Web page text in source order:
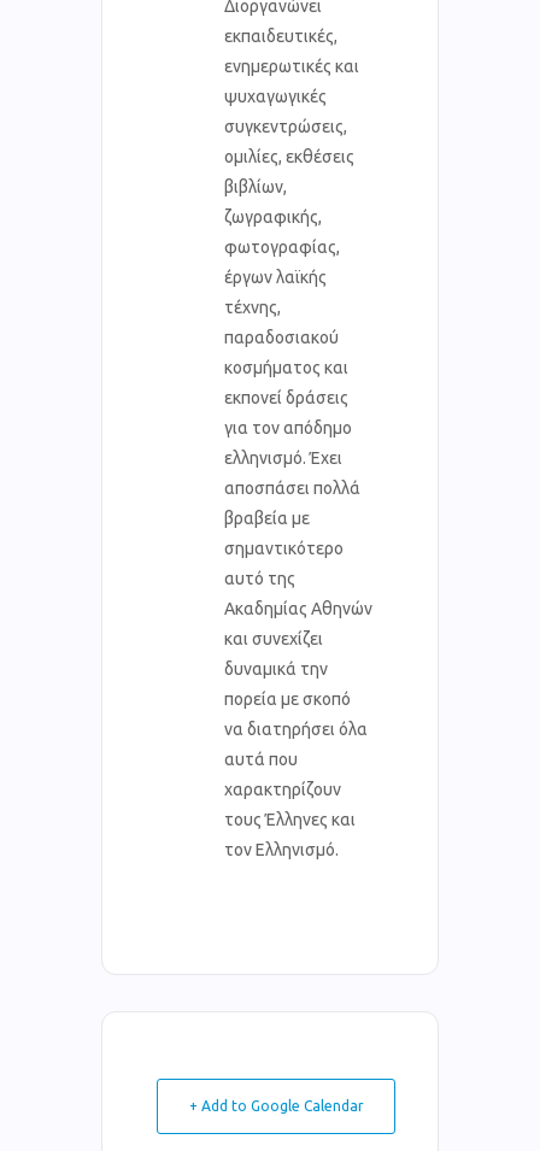
Διοργανώνει
εκπαιδευτικές,
ενημερωτικές και
ψυχαγωγικές
συγκεντρώσεις,
ομιλίες, εκθέσεις
βιβλίων,
ζωγραφικής,
φωτογραφίας,
έργων λαϊκής
τέχνης,
παραδοσιακού
κοσμήματος και
εκπονεί δράσεις
για τον απόδημο
ελληνισμό. Έχει
αποσπάσει πολλά
βραβεία με
σημαντικότερο
αυτό της
Ακαδημίας Αθηνών
και συνεχίζει
δυναμικά την
πορεία με σκοπό
να διατηρήσει όλα
αυτά που
χαρακτηρίζουν
τους Έλληνες και
τον Ελληνισμό.
+ Add to Google Calendar